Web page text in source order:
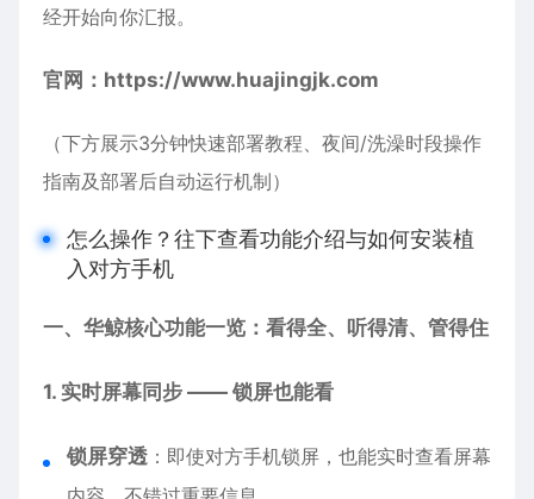
经开始向你汇报。
官网： https://www.huajingjk.com
（下方展示3分钟快速部署教程、夜间/洗澡时段操作
指南及部署后自动运行机制）
怎么操作？往下查看功能介绍与如何安装植
入对方手机
一、华鲸核心功能一览：看得全、听得清、管得住
1. 实时屏幕同步 —— 锁屏也能看
锁屏穿透 ：即使对方手机锁屏，也能实时查看屏幕